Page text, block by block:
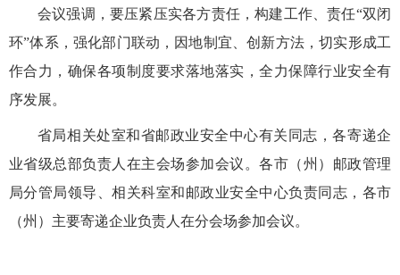
会议强调，要压紧压实各方责任，构建工作、责任“双闭
环”体系，强化部门联动，因地制宜、创新方法，切实形成工
作合力，确保各项制度要求落地落实，全力保障行业安全有
序发展。
省局相关处室和省邮政业安全中心有关同志 ，各寄递企
业省级总部负责人在主会场参加会议 。各市（州） 邮政管理
局分管局领导、相关科室和邮政业安全中心负责同志 ， 各市
（州）主要寄递企业负责人在分会场参加会议。